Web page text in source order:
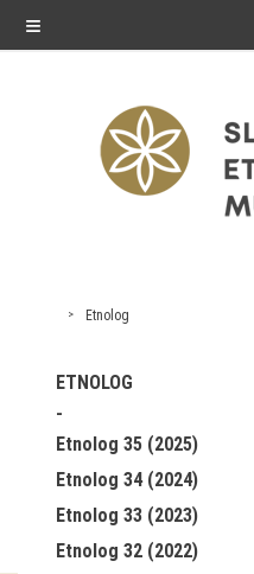
≡
razstave
Občasne razstave
Gostovanja
E-razstave
Virtualni sprehodi
Etnolog
ETNOLOG
Etnolog 35 (2025)
Etnolog 34 (2024)
Etnolog 33 (2023)
Etnolog 32 (2022)